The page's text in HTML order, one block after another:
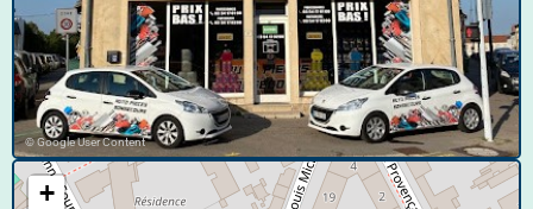
© Google User Content
+